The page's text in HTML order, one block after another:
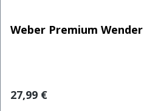
Weber Premium Wender
Regulärer Preis:
27,99 €